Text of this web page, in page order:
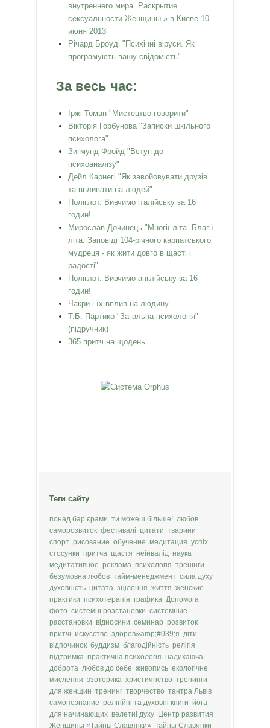
внутреннего мира. Раскрытие
сексуальности Женщины.» в Киеве 10
июня 2013
Річард Броуді "Психічні віруси. Як
програмують вашу свідомість"
За весь час:
Іржі Томан "Мистецтво говорити"
Вікторія Горбунова "Записки шкільного
психолога"
Зиґмунд Фройд "Вступ до
психоаналізу"
Дейл Карнегі "Як завойовувати друзів
та впливати на людей"
Поліглот. Вивчимо італійську за 16
годин!
Мирослав Дочинець "Многії літа. Благії
літа. Заповіді 104-річного карпатського
мудреця - як жити довго в щасті і
радості"
Поліглот. Вивчимо англійську за 16
годин!
Чакри і їх вплив на людину
Т.Б. Партико "Загальна психологія"
(підручник)
365 притч на щодень
Теги сайту
понад бар’єрами ти можеш більше! любов
саморозвиток фестивалі цитати тварини
спорт рисование обучение медитация успіх
стосунки притча щастя неінвалід наука
медитативное реклама психологія тренінги
безумовна любов тайм-менеджмент сила духу
духовність цитата зцілення життя женские
практики психотерапія графика Допомога
фото системні розстановки системные
расстановки відносини семинар розвиток
притчі искусство здоров&amp;#039;я діти
відпочинок буддизм благодійність релігія
підтримка практична психологія надихаюча
доброта любов до себе живопись екологічне
мислення эзотерика християнство тренинги
для женщин тренинг творчество тантра Львів
самопознание релігійні та духовні книги йога
для начинающих велетні духу Центр развития
Женщины «Тайны Славянки» Тайны Славянки